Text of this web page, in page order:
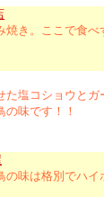
き。ここで食べ
塩コショウとガ
の味です！！
味は格別でハイ